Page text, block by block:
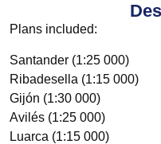
Plans included:
Santander (1:25 000)
Ribadesella (1:15 000)
Gijón (1:30 000)
Avilés (1:25 000)
Luarca (1:15 000)